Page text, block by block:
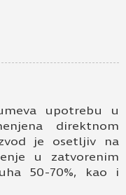
upotrebu u
direktnom
je osetljiv na
u zatvorenim
50-70%, kao i